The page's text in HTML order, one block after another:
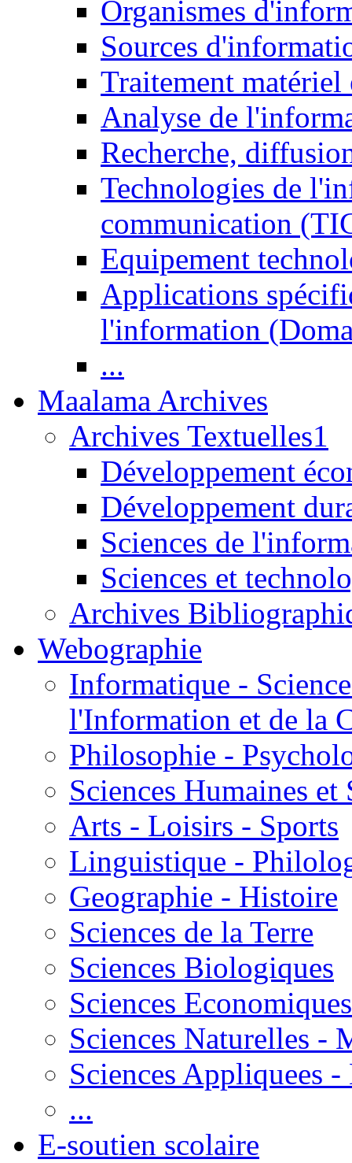
Organismes
Sources
Traitement matériel
Analyse de
Recherche,
Technologies de
communication
Equipement
Applications
l'information
...
Maalama Archives
Archives Textuelles1
Développement
Développement
Sciences de
Sciences et
Archives
Webographie
Informatique -
l'Information et de la
Philosophie -
Sciences Humaines et
Arts - Loisirs - Sports
Linguistique -
Geographie - Histoire
Sciences de la Terre
Sciences Biologiques
Sciences Economiques
Sciences Naturelles -
Sciences Appliquees
...
E-soutien scolaire